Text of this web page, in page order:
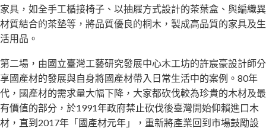
家具，如全手工楯接椅子、以抽屜方式設計的茶葉盒、與編織異
材質結合的茶墊等，將品質優良的桐木，製成高品質的家具及生
活用品。
第二場，由國立臺灣工藝研究發展中心木工坊的許宸豪設計師分
享國產材的發展與自身將國產材帶入日常生活中的案例。80年
代，國產材的需求量大幅下降，大家都砍伐較為珍貴的木材及最
有價值的部分，於1991年政府禁止砍伐後臺灣開始仰賴進口木
材，直到2017年「國產材元年」，重新將產業回到市場鼓勵設